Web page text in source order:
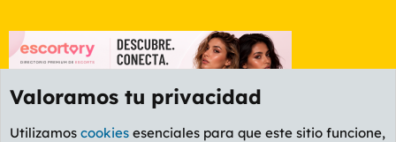
Valoramos tu privacidad
Utilizamos cookies esenciales para que este sitio funcione,